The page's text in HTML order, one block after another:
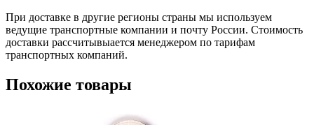
При доставке в другие регионы страны мы используем
ведущие транспортные компании и почту России. Стоимость
доставки рассчитывыается менеджером по тарифам
транспортных компаний.
Похожие товары